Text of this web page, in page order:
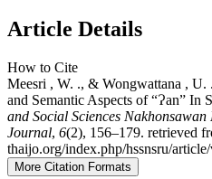
Article Details
How to Cite
Meesri , W. ., & Wongwattana , U.
and Semantic Aspects of “Ɂan” In
and Social Sciences
Journal, 6(2), 156–179. retrieved
thaijo.org/index.php/hssnsru/
More Citation Formats